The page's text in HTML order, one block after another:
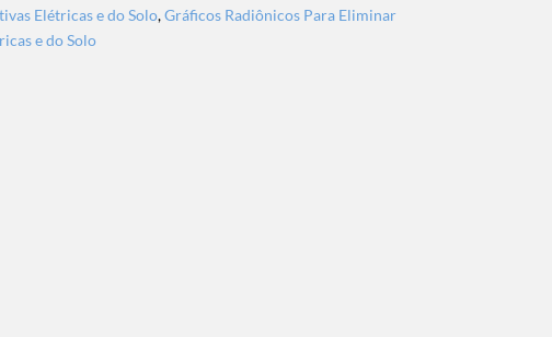
Elétricas e do Solo,Gráficos Radiônicos Para Eliminar
e do Solo